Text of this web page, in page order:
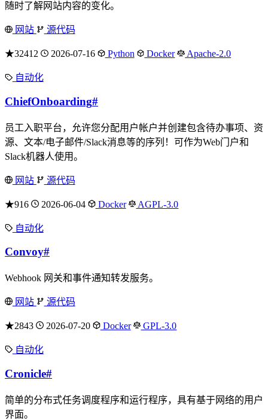
随时了解网站内容的变化。
网站 源代码
★32412 2026-07-16 Python Docker Apache-2.0
自动化
ChiefOnboarding#
员工入职平台，允许您分配用户帐户并创建包含待办事项、资
源、文本/电子邮件/Slack消息等的序列！可作为Web门户和
Slack机器人使用。
网站 源代码
★916 2026-06-04 Docker AGPL-3.0
自动化
Convoy#
Webhook 网关和事件通知转发服务。
网站 源代码
★2843 2026-07-20 Docker GPL-3.0
自动化
Cronicle#
简单的分布式任务调度程序和运行程序，具有基于网络的用户
界面。